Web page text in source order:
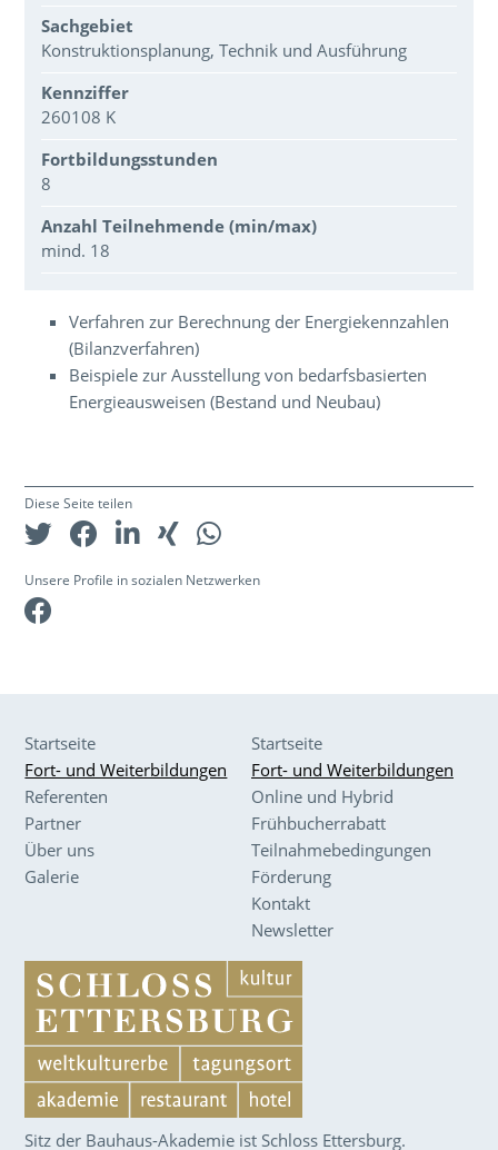
Sachgebiet
Konstruktionsplanung, Technik und Ausführung
Kennziffer
260108 K
Fortbildungsstunden
8
Anzahl Teilnehmende (min/max)
mind. 18
Über den Inhalt der Veranstaltung
Verfahren zur Berechnung der Energiekennzahlen
(Bilanzverfahren)
Beispiele zur Ausstellung von bedarfsbasierten
Energieausweisen (Bestand und Neubau)
Diese Seite teilen
Unsere Profile in sozialen Netzwerken
Startseite
Fort- und Weiterbildungen
Referenten
Partner
Über uns
Galerie
Startseite
Fort- und Weiterbildungen
Online und Hybrid
Frühbucherrabatt
Teilnahmebedingungen
Förderung
Kontakt
Newsletter
Sitz der Bauhaus-Akademie ist Schloss Ettersburg.